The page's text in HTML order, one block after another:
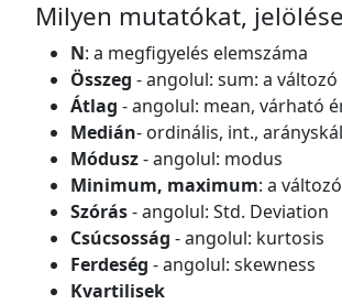
Milyen mutatókat,
N: a megfigyelés elemszáma
Összeg - angolul: sum: a
Átlag - angolul: mean, várható
Medián- ordinális, int.,
Módusz- angolul: modus
Minimum, maximum: a
Szórás- angolul: Std. Deviation
Csúcsosság - angolul: kurtosis
Ferdeség - angolul: skewness
Kvartilisek